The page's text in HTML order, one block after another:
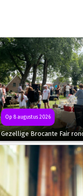
Op 8 augustus 2026
Gezellige Brocante Fair